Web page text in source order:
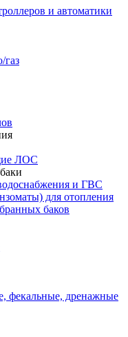
и автоматики
газ
ЛОС
и ГВС
для отопления
баков
фекальные, дренажные